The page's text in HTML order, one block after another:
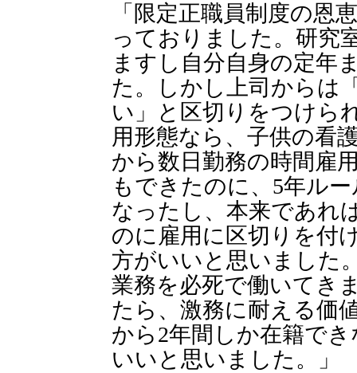
「限定正職員制度の恩
っておりました。研究
ますし自分自身の定年
た。しかし上司からは
い」と区切りをつけら
用形態なら、子供の看
から数日勤務の時間雇
もできたのに、5年ル
なったし、本来であれ
のに雇用に区切りを付
方がいいと思いました
業務を必死で働いてき
たら、激務に耐える価
から2年間しか在籍で
いいと思いました。」